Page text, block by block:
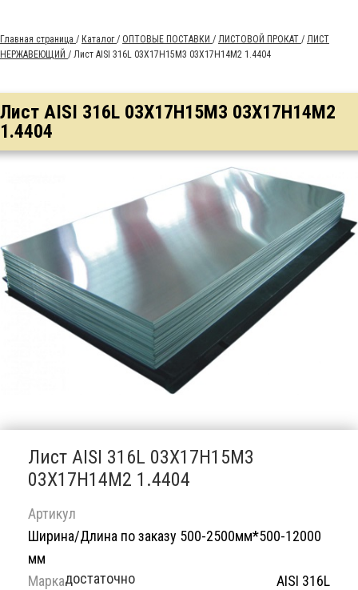
Главная страница / Каталог / ОПТОВЫЕ ПОСТАВКИ / ЛИСТОВОЙ ПРОКАТ / ЛИСТ
НЕРЖАВЕЮЩИЙ / Лист AISI 316L 03Х17Н15М3 03Х17Н14М2 1.4404
Лист AISI 316L 03Х17Н15М3 03Х17Н14М2
1.4404
Лист AISI 316L 03Х17Н15М3
03Х17Н14М2 1.4404
Артикул
Ширина/Длина по заказу 500-2500мм*500-12000
мм
Марка
AISI 316L
достаточно